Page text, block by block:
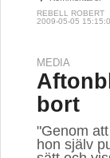
REBELL ROBERT
2009-05-05
MEDIA
bort
"Genom
hon själv